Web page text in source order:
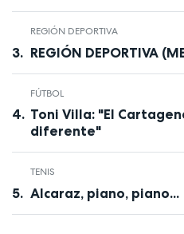
REGIÓN DEPORTIVA
REGIÓN DEPORTIVA
FÚTBOL
Toni Villa: "El
diferente"
TENIS
Alcaraz, piano, piano...